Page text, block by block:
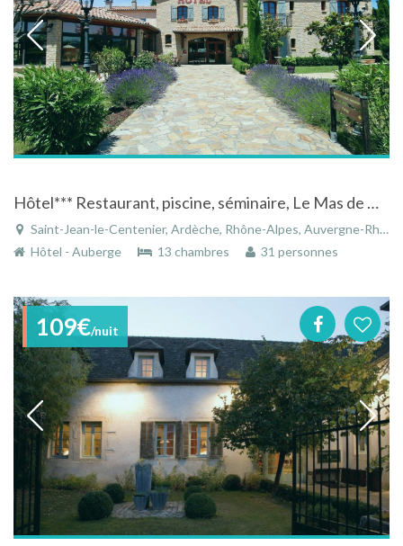
Hôtel*** Restaurant, piscine, séminaire, Le Mas de Mon Père Logis sud Ardèche.
Saint-Jean-le-Centenier, Ardèche, Rhône-Alpes, Auvergne-Rhône-Alpes, France
Hôtel - Auberge
13 chambres 31 personnes
109€/nuit